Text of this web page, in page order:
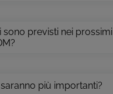
sono previsti nei prossimi
più importanti?